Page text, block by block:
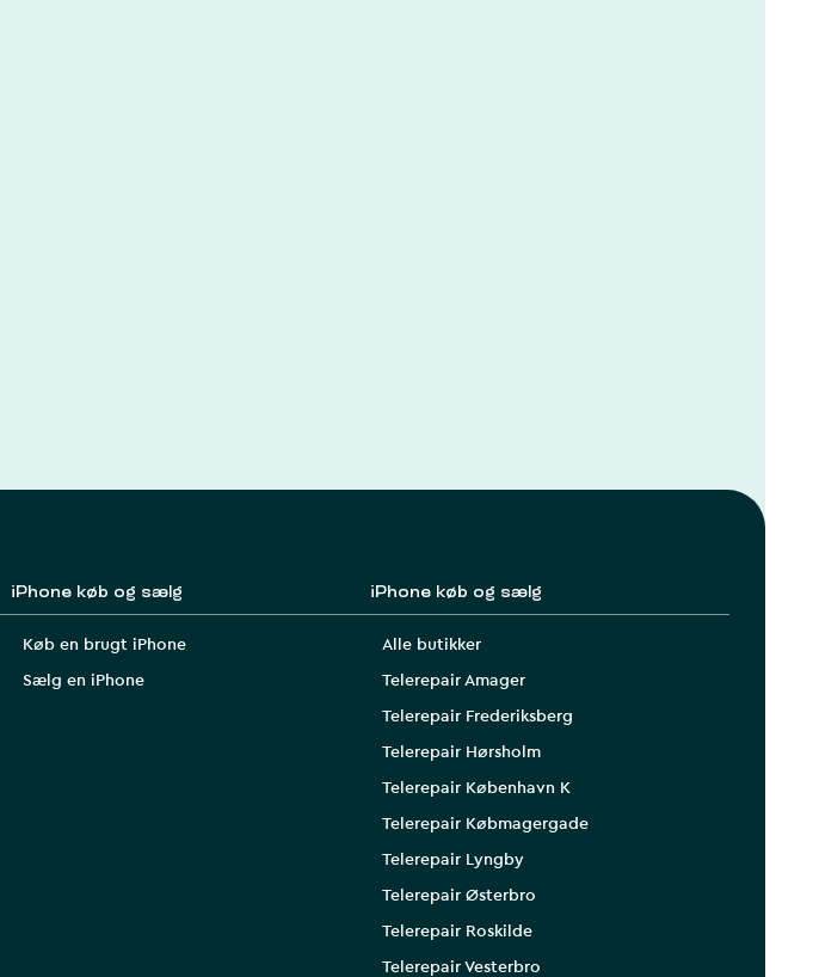
iPhone køb og sælg
Køb en brugt iPhone
Sælg en iPhone
iPhone køb og sælg
Alle butikker
Telerepair Amager
Telerepair Frederiksberg
Telerepair Hørsholm
Telerepair København K
Telerepair Købmagergade
Telerepair Lyngby
Telerepair Østerbro
Telerepair Roskilde
Telerepair Vesterbro